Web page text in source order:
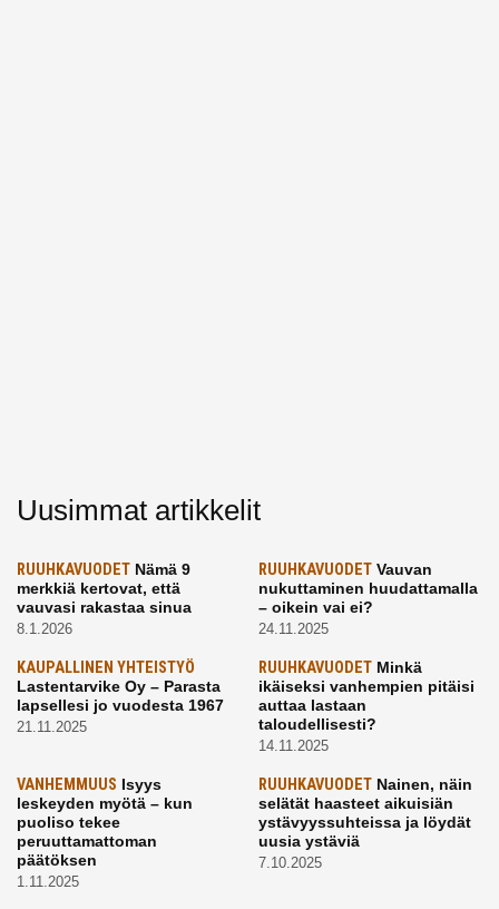
Uusimmat artikkelit
RUUHKAVUODET Nämä 9
merkkiä kertovat, että
vauvasi rakastaa sinua
8.1.2026
RUUHKAVUODETVauvan
nukuttaminen huudattamalla
– oikein vai ei?
24.11.2025
KAUPALLINEN YHTEISTYÖ
Lastentarvike Oy – Parasta
lapsellesi jo vuodesta 1967
21.11.2025
RUUHKAVUODETMinkä
ikäiseksi vanhempien pitäisi
auttaa lastaan
taloudellisesti?
14.11.2025
VANHEMMUUS Isyys
leskeyden myötä – kun
puoliso tekee
peruuttamattoman
päätöksen
1.11.2025
RUUHKAVUODETNainen, näin
selätät haasteet aikuisiän
ystävyyssuhteissa ja löydät
uusia ystäviä
7.10.2025